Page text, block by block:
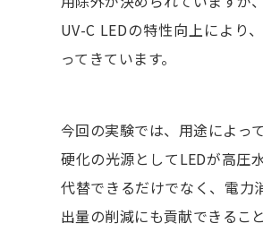
UV-C LEDの特性向上により
ってきています。
今回の実験では、用途によっ
硬化の光源としてLEDが高圧
代替できるだけでなく、電力
出量の削減にも貢献できるこ